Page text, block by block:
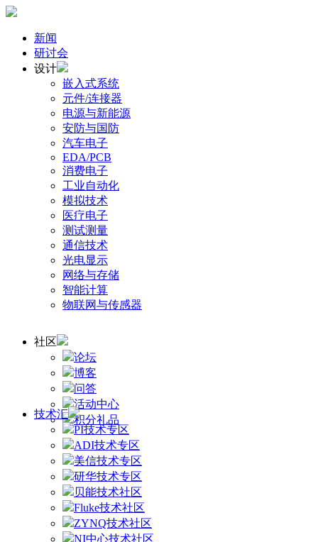
新闻
研讨会
设计
嵌入式系统
元件/连接器
电源与新能源
安防与国防
汽车电子
EDA/PCB
消费电子
工业自动化
模拟技术
医疗电子
测试测量
通信技术
光电显示
网络与存储
智能计算
物联网与传感器
社区
论坛
博客
问答
活动中心
积分礼品
技术汇
PI技术专区
ADI技术专区
美信技术专区
研华技术专区
贝能技术社区
Fluke技术社区
ZYNQ技术社区
NI中心技术社区